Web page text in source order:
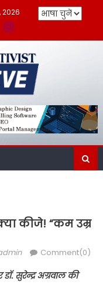
कीजे! “कम उम्र
Comment(0)
सुरेन्द्र अग्रवाल की